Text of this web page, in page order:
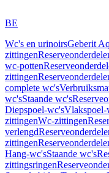
BE
Wc's en urinoirsGeberit
zittingen
wc-potten
zittingen
complete wc's
wc'sStaande wc's
Diepspoel-wc'sVlakspoel-
zittingenWc-zittingen
verlengd
zittingen
Hang-wc'sStaande wc's
zittingsringen